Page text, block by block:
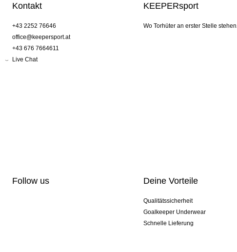
Kontakt
+43 2252 76646
office@keepersport.at
+43 676 7664611
Live Chat
KEEPERsport
Wo Torhüter an erster Stelle
Follow us Deine Vorteile
Qualitätssicherheit
Goalkeeper Underwear
Schnelle Lieferung